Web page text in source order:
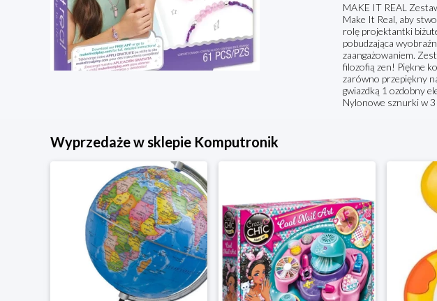
MAKE IT REAL
Make It Real, aby
rolę projektantki
pobudzająca
zaangażowaniem.
filozofią zen! Piękne
zarówno przepiękny
gwiazdką 1 ozdobny
Nylonowe sznurki w
Wyprzedaże w sklepie Komputronik